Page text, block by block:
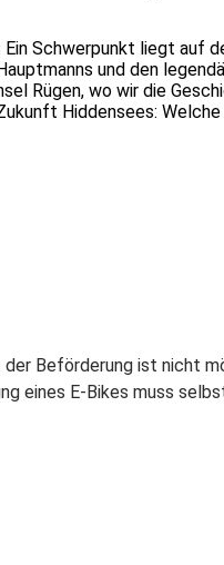
Schwerpunkt liegt auf
und den
Rügen, wo wir die
Hiddensees: Welche
der Beförderung ist nicht
eines E-Bikes muss